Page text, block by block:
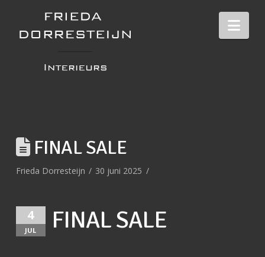
FINAL SALE
Frieda Dorresteijn 30 juni 2025
4
JUL FINAL SALE